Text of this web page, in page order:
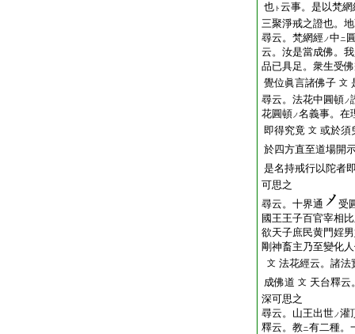
也 ト 云事。是以梵
三聚淨戒之證也。
尋云。梵網經ノ中ニ
云。汝是當成佛。
品已具足。衆生受
覺位眞言諸佛子 文
尋云。法花中圓頓ノ
花圓頓ノ名義事。在
即得究竟 文 或於須
於四方直至道場開
是名持戒行以陀者
可思之
尋云。十界通
受
國王王子百官宰相
欲天子庶民黄門婬
剛神畜主乃至變化
文 法花經云。諸法
成佛道 文 天台釋云
深可思之
尋云。山王出世ノ灌
釋云。教ニ有二種。